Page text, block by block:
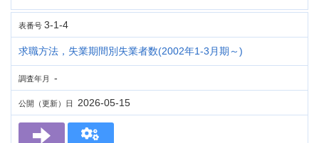
表番号 3-1-4
求職方法，失業期間別失業者数(2002年1-3月期～)
調査年月 -
公開（更新）日 2026-05-15